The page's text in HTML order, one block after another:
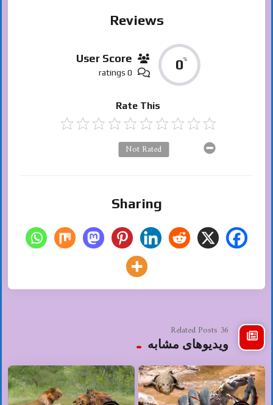
Reviews
0%
User Score
0 ratings
Rate This
Not Rated
Sharing
36 Related Posts
ویدیوهای مشابه